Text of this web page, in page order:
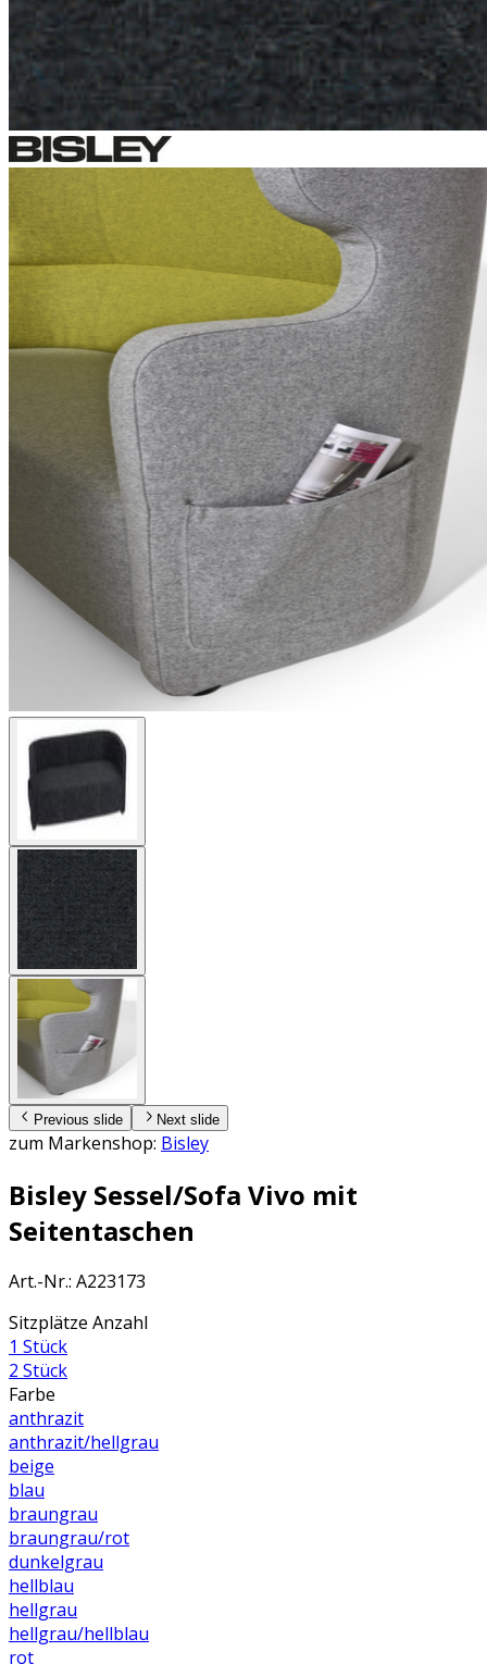
Previous slide Next slide
zum Markenshop: Bisley
Bisley Sessel/Sofa Vivo mit
Seitentaschen
Art.-Nr.: A223173
Sitzplätze Anzahl
1 Stück
2 Stück
Farbe
anthrazit
anthrazit/hellgrau
beige
blau
braungrau
braungrau/rot
dunkelgrau
hellblau
hellgrau
hellgrau/hellblau
rot